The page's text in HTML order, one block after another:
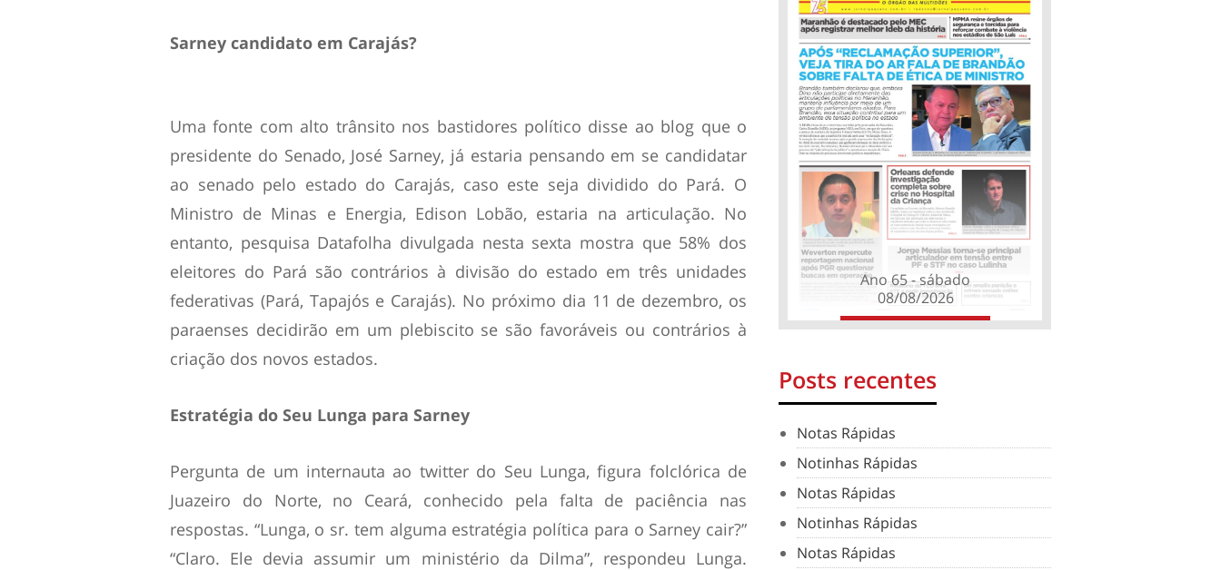
Sarney candidato em Carajás?
Uma fonte com alto trânsito nos bastidores político disse ao blog que o
presidente do Senado, José Sarney, já estaria pensando em se candidatar
ao senado pelo estado do Carajás, caso este seja dividido do Pará. O
Ministro de Minas e Energia, Edison Lobão, estaria na articulação. No
entanto, pesquisa Datafolha divulgada nesta sexta mostra que 58% dos
eleitores do Pará são contrários à divisão do estado em três unidades
federativas (Pará, Tapajós e Carajás). No próximo dia 11 de dezembro, os
paraenses decidirão em um plebiscito se são favoráveis ou contrários à
criação dos novos estados.
Estratégia do Seu Lunga para Sarney
Pergunta de um internauta ao twitter do Seu Lunga, figura folclórica de
Juazeiro do Norte, no Ceará, conhecido pela falta de paciência nas
respostas. “Lunga, o sr. tem alguma estratégia política para o Sarney cair?”
“Claro. Ele devia assumir um ministério da Dilma”, respondeu Lunga.
Ano 65 - sábado
08/08/2026
Posts recentes
Notas Rápidas
Notinhas Rápidas
Notas Rápidas
Notinhas Rápidas
Notas Rápidas